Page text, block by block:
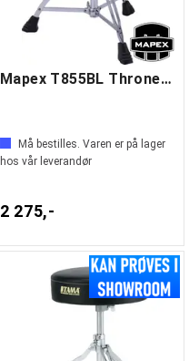
Mapex T855BL Throne Blue
Må bestilles. Varen er på lager
hos vår leverandør
2 275,-